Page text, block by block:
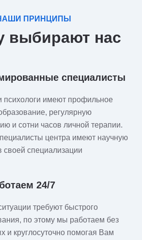
ПРИНЦИПЫ
выбирают нас
специалисты
психологи имеют профильное
регулярную
и сотни часов личной терапии.
центра имеют научную
своей специализации
24/7
требуют быстрого
по этому мы работаем без
и круглосуточно помогая Вам